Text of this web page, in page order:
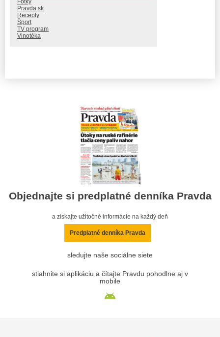
Fotky
Pravda.sk
Recepty
Šport
TV program
Vinotéka
Objednajte si predplatné denníka Pravda
a získajte užitočné informácie na každý deň
Predplatné denníka Pravda
sledujte naše sociálne siete
stiahnite si aplikáciu a čítajte Pravdu pohodlne aj v
mobile